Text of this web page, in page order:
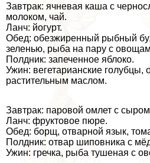
Завтpaк: ячневая каша с
молоком, чай.
Ланч: йогурт.
Обед: обезжиренный рыбный
зеленью, рыба на пару с
Полдник: запеченное яблоко.
Ужин: вегетарианские гoлyбцы,
растительным маслом.
Завтpaк: паровой омлет с
Ланч: фруктовое пюре.
Обед: борщ, отварной язык,
Полдник: отвар шиповника с
Ужин: гречка, рыба тушеная с